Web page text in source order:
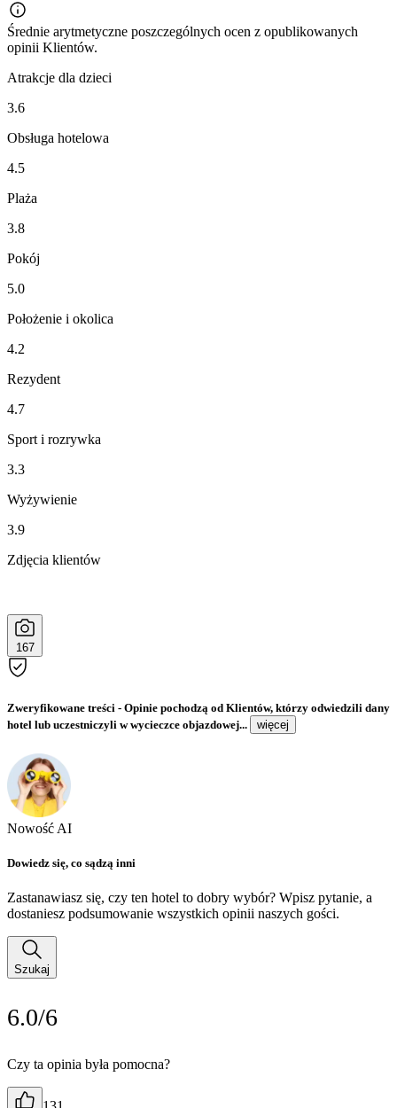
Średnie arytmetyczne poszczególnych ocen z opublikowanych
opinii Klientów.
Atrakcje dla dzieci
3.6
Obsługa hotelowa
4.5
Plaża
3.8
Pokój
5.0
Położenie i okolica
4.2
Rezydent
4.7
Sport i rozrywka
3.3
Wyżywienie
3.9
Zdjęcia klientów
167
Zweryfikowane treści - Opinie pochodzą od Klientów, którzy odwiedzili dany
hotel lub uczestniczyli w wycieczce objazdowej...
więcej
Nowość AI
Dowiedz się, co sądzą inni
Zastanawiasz się, czy ten hotel to dobry wybór? Wpisz pytanie, a
dostaniesz podsumowanie wszystkich opinii naszych gości.
Szukaj
6.0/6
Czy ta opinia była pomocna?